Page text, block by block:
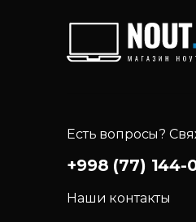
Есть вопросы?
+998 (77) 144-
Наши контакты